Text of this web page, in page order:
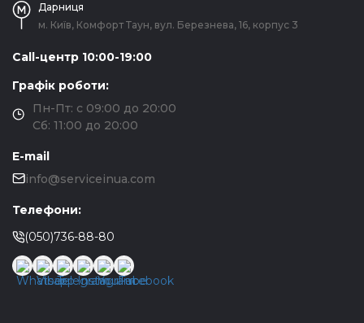
Дарниця
м. Київ, Комфорт Таун, вул. Березнева, 16, корпус 3
Call-центр 10:00-19:00
Графік роботи:
Пн-Пт: с 09:00 до 20:00
Сб: 11:00 до 20:00
E-mail
info@serviceinua.com
Телефони:
(050)736-88-80